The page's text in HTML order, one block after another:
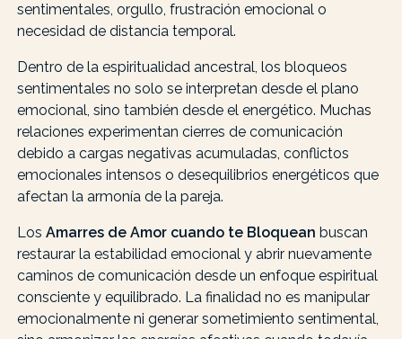
sentimentales, orgullo, frustración emocional o
necesidad de distancia temporal.
Dentro de la espiritualidad ancestral, los bloqueos
sentimentales no solo se interpretan desde el plano
emocional, sino también desde el energético. Muchas
relaciones experimentan cierres de comunicación
debido a cargas negativas acumuladas, conflictos
emocionales intensos o desequilibrios energéticos que
afectan la armonía de la pareja.
LosAmarres de Amor cuando te Bloquean buscan
restaurar la estabilidad emocional y abrir nuevamente
caminos de comunicación desde un enfoque espiritual
consciente y equilibrado. La finalidad no es manipular
emocionalmente ni generar sometimiento sentimental,